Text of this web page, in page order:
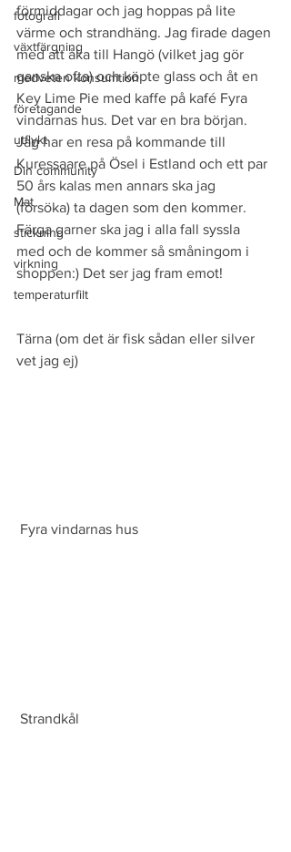
fotografi
växtfärgning
medveten konsumtion
företagande
utflykt
Din community
Mat
stickning
virkning
temperaturfilt
förmiddagar och jag hoppas på lite
värme och strandhäng. Jag firade dagen
med att åka till Hangö (vilket jag gör
ganska ofta) och köpte glass och åt en
Key Lime Pie med kaffe på kafé Fyra
vindarnas hus. Det var en bra början.
Jag har en resa på kommande till
Kuressaare på Ösel i Estland och ett par
50 års kalas men annars ska jag
(försöka) ta dagen som den kommer.
Färga garner ska jag i alla fall syssla
med och de kommer så småningom i
shoppen:) Det ser jag fram emot!
Tärna (om det är fisk sådan eller silver
vet jag ej)
Fyra vindarnas hus
Strandkål